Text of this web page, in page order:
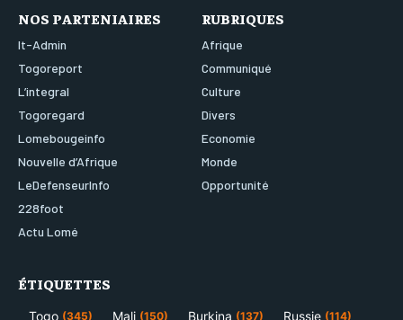
NOS PARTENIAIRES
It-Admin
Togoreport
L’integral
Togoregard
Lomebougeinfo
Nouvelle d’Afrique
LeDefenseurInfo
228foot
Actu Lomé
RUBRIQUES
Afrique
Communiqué
Culture
Divers
Economie
Monde
Opportunité
ÉTIQUETTES
Togo (345) Mali (150) Burkina (137) Russie (114)